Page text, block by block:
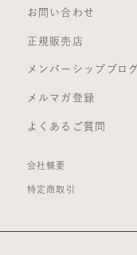
お問い合わせ
正規販売店
メンバーシッププロ
メルマガ登録
よくあるご質問
会社概要
特定商取引